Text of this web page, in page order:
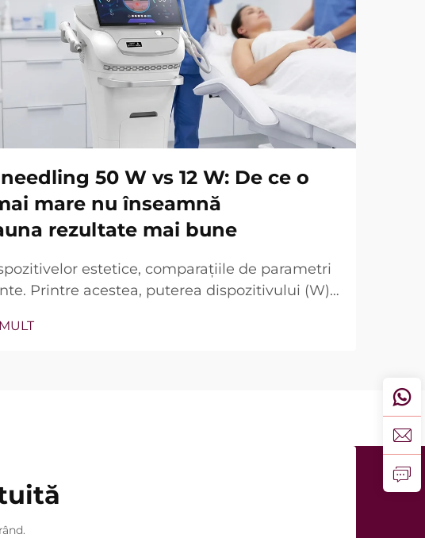
50 W vs 12 W: De ce o
mare nu înseamnă
rezultate mai bune
estetice, comparațiile de parametri
Printre acestea, puterea dispozitivului (W)
o perspectivă clinică, realitatea este destul de